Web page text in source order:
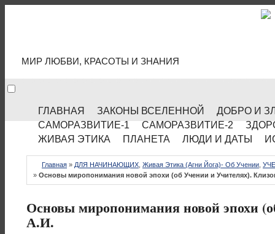
МИР ЛЮБВИ, КРАСОТЫ И ЗНАНИЯ
ГЛАВНАЯ ЗАКОНЫ ВСЕЛЕННОЙ
ДОБРО И
САМОРАЗВИТИЕ-1
САМОРАЗВИТИЕ-2
ЖИВАЯ ЭТИКА
ПЛАНЕТА ЛЮДИ И ДАТЫ
Главная » ДЛЯ НАЧИНАЮЩИХ Живая Этика (Агни Йога)- Об Учении
» Основы миропонимания новой эпохи (об Учении и Учителях).
Основы миропонимания новой эпохи
А.И.